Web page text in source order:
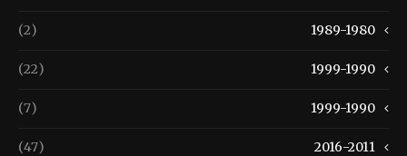
1989-1980
(2)
1999-1990
(22)
1999-1990
(7)
2016-2011
(47)